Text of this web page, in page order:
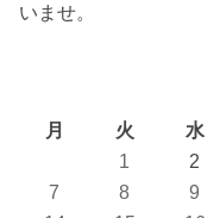
いませ。
月
火 水
1
2
7
8 9